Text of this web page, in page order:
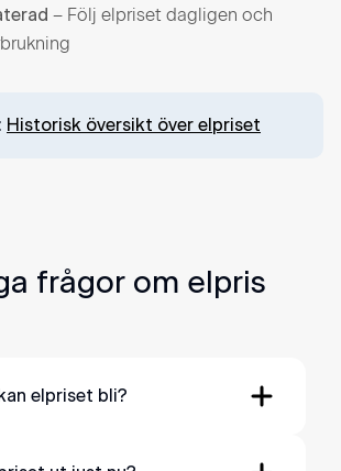
– Följ elpriset dagligen och
Historisk översikt över elpriset
frågor om elpris
elpriset bli?